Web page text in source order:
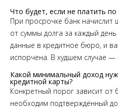
Что будет, если не платить
При просрочке банк
от суммы долга за каждый
данные в кредитное бюро, и
испорчена. В худшем случае —
Какой минимальный доход
кредитной карты?
Конкретный порог зависит от
необходим подтверждённый